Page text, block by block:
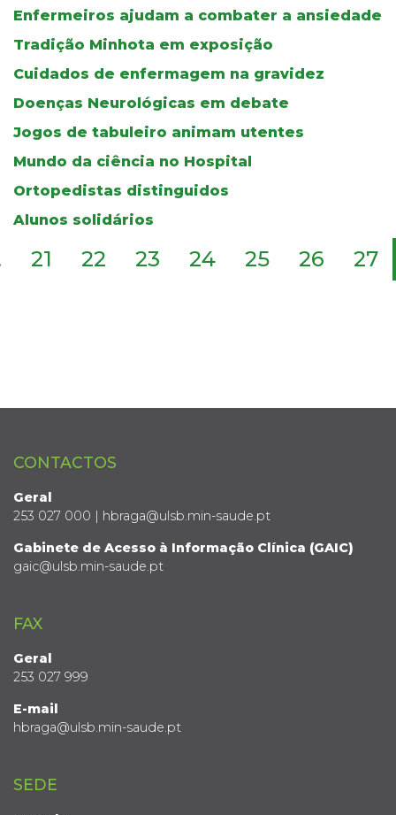
Enfermeiros ajudam a combater a ansiedade
Tradição Minhota em exposição
Cuidados de enfermagem na gravidez
Doenças Neurológicas em debate
Jogos de tabuleiro animam utentes
Mundo da ciência no Hospital
Ortopedistas distinguidos
Alunos solidários
21 22 23 24 25 26 27
CONTACTOS
Geral
253 027 000 | hbraga@ulsb.min-saude.pt
Gabinete de Acesso à Informação Clínica (GAIC)
gaic@ulsb.min-saude.pt
FAX
Geral
253 027 999
E-mail
hbraga@ulsb.min-saude.pt
SEDE